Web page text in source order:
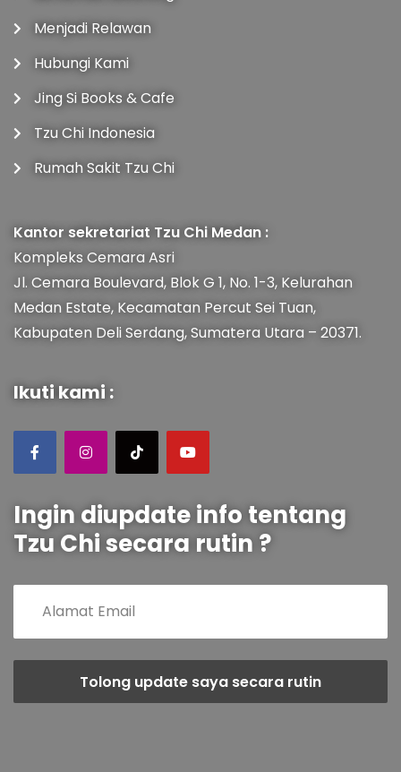
Menjadi Relawan
Hubungi Kami
Jing Si Books & Cafe
Tzu Chi Indonesia
Rumah Sakit Tzu Chi
Kantor sekretariat Tzu Chi Medan :
Kompleks Cemara Asri
Jl. Cemara Boulevard, Blok G 1, No. 1-3, Kelurahan
Medan Estate, Kecamatan Percut Sei Tuan,
Kabupaten Deli Serdang, Sumatera Utara – 20371.
Ikuti kami :
Ingin diupdate info tentang
Tzu Chi secara rutin ?